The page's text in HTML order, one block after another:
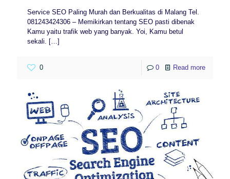
Service SEO Paling Murah dan Berkualitas di Malang Tel.
081243424306 – Memikirkan tentang SEO pasti dibenak
Kamu yaitu trafik web yang banyak. Yoi, Kamu betul
sekali.
[…]
0 0 Read more